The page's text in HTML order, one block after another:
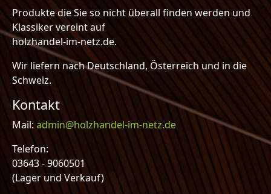
Produkte die Sie so nicht überall finden werden und
Klassiker vereint auf
holzhandel-im-netz.de.
Wir liefern nach Deutschland, Österreich und in die
Schweiz.
Kontakt
Mail: admin@holzhandel-im-netz.de
Telefon:
03643 - 9060501
(Lager und Verkauf)